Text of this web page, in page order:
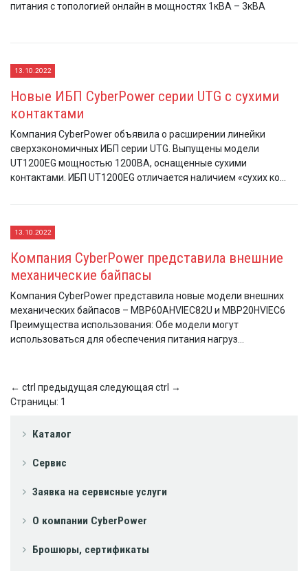
Каталог
Сервис
Заявка на сервисные услуги
О компании CyberPower
Брошюры, сертификаты
питания с топологией онлайн в мощностях 1кВА – 3кВА
13.10.2022
Новые ИБП CyberPower серии UTG с сухими
контактами
Компания CyberPower объявила о расширении линейки
сверхэкономичных ИБП серии UTG. Выпущены модели
UT1200EG мощностью 1200ВА, оснащенные сухими
контактами. ИБП UT1200EG отличается наличием «сухих ко...
13.10.2022
Компания CyberPower представила внешние
механические байпасы
Компания CyberPower представила новые модели внешних
механических байпасов – MBP60AHVIEC82U и MBP20HVIEC6
Преимущества использования: Обе модели могут
использоваться для обеспечения питания нагруз...
← ctrl предыдущая следующая ctrl →
Страницы: 1